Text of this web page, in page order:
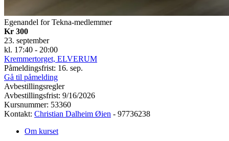
Egenandel for Tekna-medlemmer
Kr 300
23. september
kl. 17:40 - 20:00
Kremmertorget, ELVERUM
Påmeldingsfrist: 16. sep.
Gå til påmelding
Avbestillingsregler
Avbestillingsfrist: 9/16/2026
Kursnummer: 53360
Kontakt: Christian Dalheim Øien - 97736238
Om kurset